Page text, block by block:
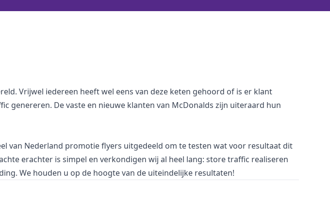
Vrijwel iedereen heeft wel eens van deze keten gehoord of is er klant
genereren. De vaste en nieuwe klanten van McDonalds zijn uiteraard hun
van Nederland promotie flyers uitgedeeld om te testen wat voor resultaat dit
erachter is simpel en verkondigen wij al heel lang: store traffic realiseren
We houden u op de hoogte van de uiteindelijke resultaten!